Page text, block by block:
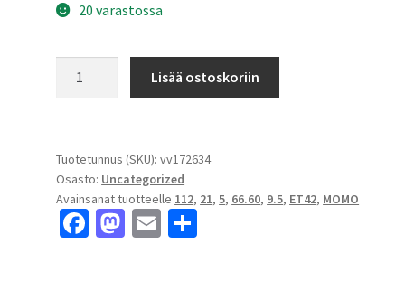
20 varastossa
9.5x21"
5x112
ET42
keskireikä:66.60
Lisää ostoskoriin
Tuotetunnus (SKU):vv172634
Osasto: Uncategorized
Avainsanat tuotteelle 112, 21,5, 66.60, 9.5, ET42, MOMO
Fa M E